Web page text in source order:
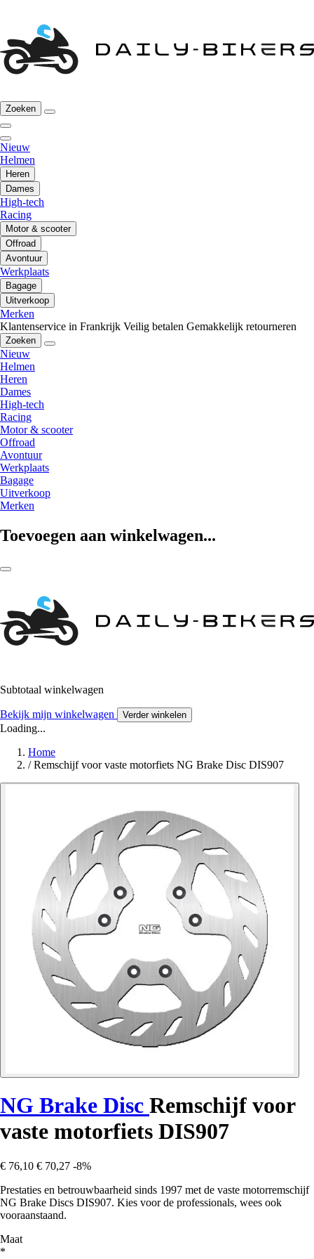
Zoeken
Nieuw
Helmen
Heren
Dames
High-tech
Racing
Motor & scooter
Offroad
Avontuur
Werkplaats
Bagage
Uitverkoop
Merken
Klantenservice in Frankrijk Veilig betalen Gemakkelijk retourneren
Zoeken
Nieuw
Helmen
Heren
Dames
High-tech
Racing
Motor & scooter
Offroad
Avontuur
Werkplaats
Bagage
Uitverkoop
Merken
Toevoegen aan winkelwagen...
Subtotaal winkelwagen
Bekijk mijn winkelwagen Verder winkelen
Loading...
Home
/ Remschijf voor vaste motorfiets NG Brake Disc DIS907
NG Brake Disc Remschijf voor
vaste motorfiets DIS907
€ 76,10 € 70,27 -8%
Prestaties en betrouwbaarheid sinds 1997 met de vaste motorremschijf
NG Brake Discs DIS907. Kies voor de professionals, wees ook
vooraanstaand.
Maat
*